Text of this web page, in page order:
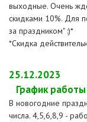
выходные. Очень
скидками 10%. Для
за праздником" :)*
*Скидка
25.12.2023
График
В новогодние
числа. 4,5,6,8,9 -